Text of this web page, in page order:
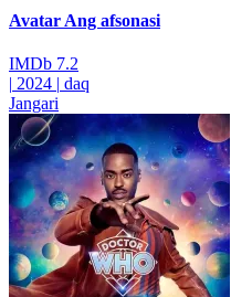
Avatar Ang afsonasi
IMDb 7.2
| 2024 | daq
Jangari